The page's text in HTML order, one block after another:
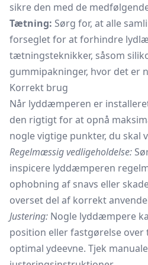
sikre den med de
Tætning: Sørg for, at alle
forseglet for at forhindre
tætningsteknikker, såsom
gummipakninger, hvor det er
Korrekt brug
Når lyddæmperen er
den rigtigt for at opnå
nogle vigtige punkter, du
Regelmæssig vedligeholdelse:
inspicere lyddæmperen
ophobning af snavs eller
overset del af korrekt
Justering: Nogle lyddæmpere
position eller fastgørelse
optimal ydeevne. Tjek